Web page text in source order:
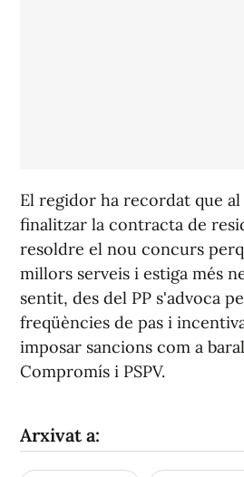
El regidor ha recordat que
finalitzar la contracta de
resoldre el nou concurs
millors serveis i estiga més
sentit, des del PP s'advoca
freqüències de pas i
imposar sancions com a
Compromís i PSPV.
Arxivat a: